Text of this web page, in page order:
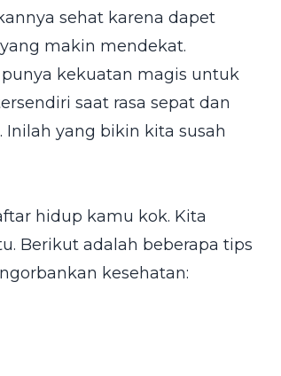
sehat karena dapet
makin mendekat.
kekuatan magis untuk
saat rasa sepat dan
yang bikin kita susah
hidup kamu kok. Kita
Berikut adalah beberapa tips
kesehatan: